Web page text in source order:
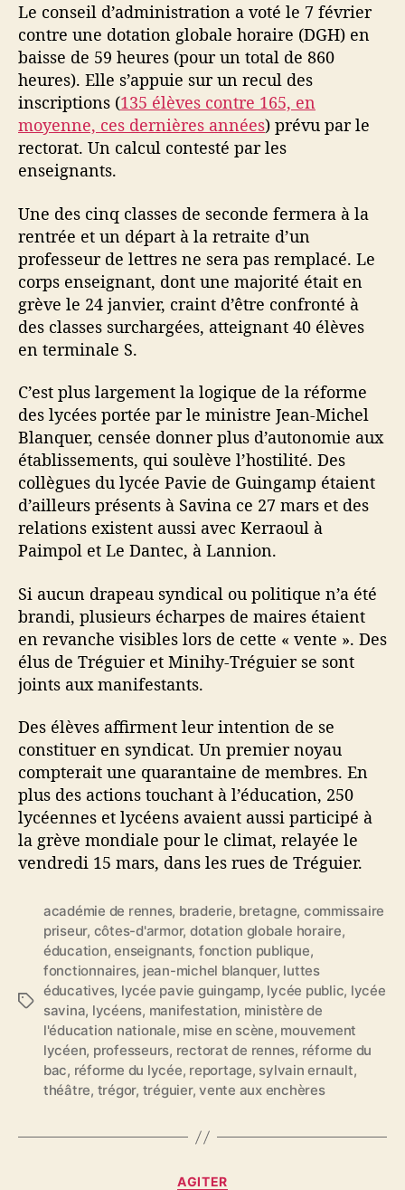
Le conseil d’administration a voté le 7 février
contre une dotation globale horaire (DGH) en
baisse de 59 heures (pour un total de 860
heures). Elle s’appuie sur un recul des
inscriptions (135 élèves contre 165, en
moyenne, ces dernières années) prévu par le
rectorat. Un calcul contesté par les
enseignants.
Une des cinq classes de seconde fermera à la
rentrée et un départ à la retraite d’un
professeur de lettres ne sera pas remplacé. Le
corps enseignant, dont une majorité était en
grève le 24 janvier, craint d’être confronté à
des classes surchargées, atteignant 40 élèves
en terminale S.
C’est plus largement la logique de la réforme
des lycées portée par le ministre Jean-Michel
Blanquer, censée donner plus d’autonomie aux
établissements, qui soulève l’hostilité. Des
collègues du lycée Pavie de Guingamp étaient
d’ailleurs présents à Savina ce 27 mars et des
relations existent aussi avec Kerraoul à
Paimpol et Le Dantec, à Lannion.
Si aucun drapeau syndical ou politique n’a été
brandi, plusieurs écharpes de maires étaient
en revanche visibles lors de cette « vente ». Des
élus de Tréguier et Minihy-Tréguier se sont
joints aux manifestants.
Des élèves affirment leur intention de se
constituer en syndicat. Un premier noyau
compterait une quarantaine de membres. En
plus des actions touchant à l’éducation, 250
lycéennes et lycéens avaient aussi participé à
la grève mondiale pour le climat, relayée le
vendredi 15 mars, dans les rues de Tréguier.
É
t
académie de rennes, braderie, bretagne, commissaire
priseur, côtes-d'armor, dotation globale horaire,
éducation,enseignants, fonction publique,
fonctionnaires, jean-michel blanquer, luttes
éducatives, lycée pavie guingamp, lycée public, lycée
savina, lycéens, manifestation, ministère de
l'éducation nationale, mise en scène, mouvement
lycéen, professeurs, rectorat de rennes, réforme du
bac, réforme du lycée, reportage, sylvain ernault,
théâtre, trégor, tréguier,vente aux enchères
C
AGITER